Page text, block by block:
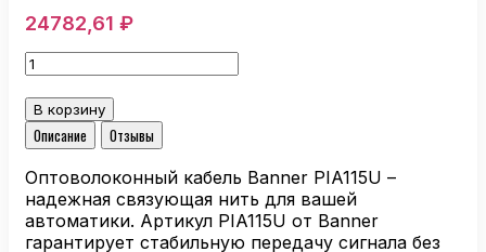
24782,61 ₽
Количество
товара
Оптоволоконный
кабель
Banner
PIA115U
В корзину
Описание
Отзывы
Оптоволоконный кабель Banner PIA115U –
надежная связующая нить для вашей
автоматики. Артикул PIA115U от Banner
гарантирует стабильную передачу сигнала без